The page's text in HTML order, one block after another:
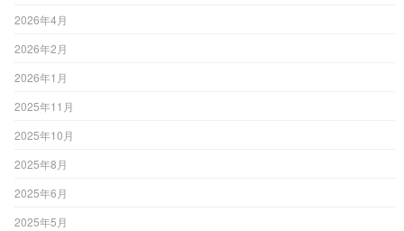
2026年4月
2026年2月
2026年1月
2025年11月
2025年10月
2025年8月
2025年6月
2025年5月